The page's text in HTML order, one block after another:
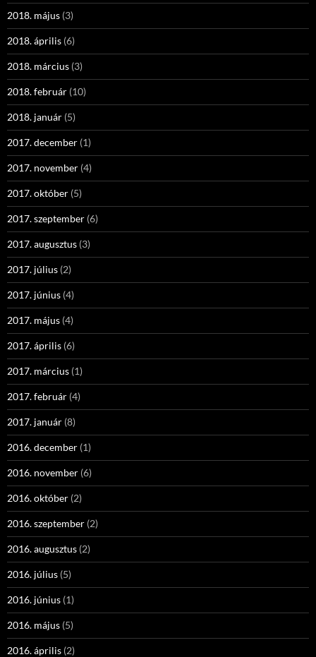
2018. május (3)
2018. április (6)
2018. március (3)
2018. február (10)
2018. január (5)
2017. december (1)
2017. november (4)
2017. október (5)
2017. szeptember (6)
2017. augusztus (3)
2017. július (2)
2017. június (4)
2017. május (4)
2017. április (6)
2017. március (1)
2017. február (4)
2017. január (8)
2016. december (1)
2016. november (6)
2016. október (2)
2016. szeptember (2)
2016. augusztus (2)
2016. július (5)
2016. június (1)
2016. május (5)
2016. április (2)